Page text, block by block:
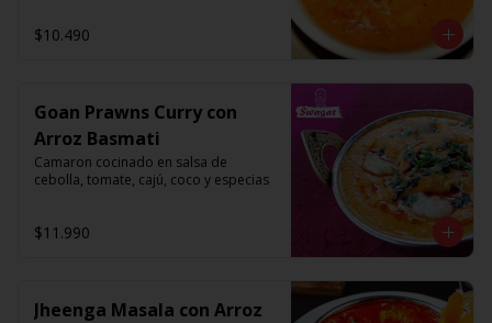
$10.490
Goan Prawns Curry con
Arroz Basmati
Camaron cocinado en salsa de
cebolla, tomate, cajú, coco y especias
$11.990
Jheenga Masala con Arroz